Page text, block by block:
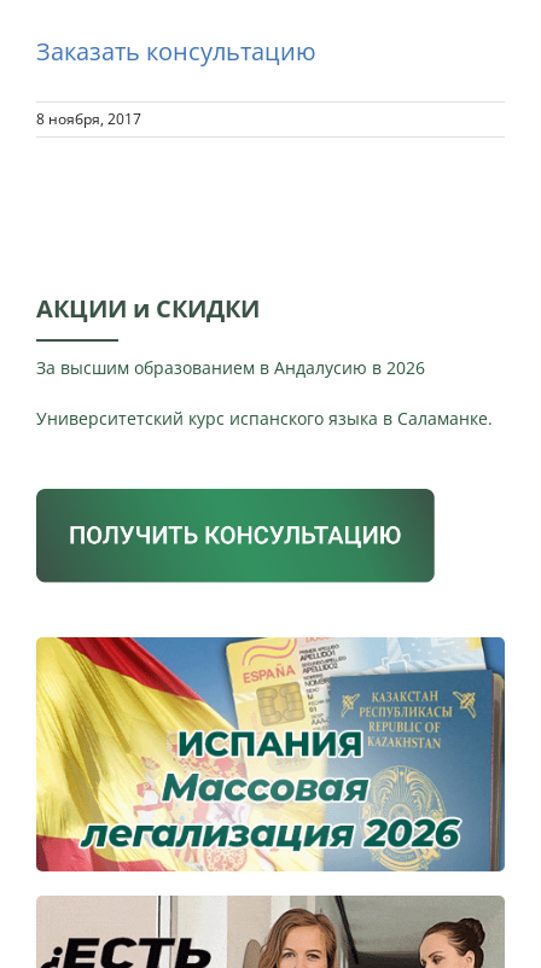
Заказать консультацию
8 ноября, 2017
АКЦИИ и СКИДКИ
За высшим образованием в Андалусию в 2026
Университетский курс испанского языка в Саламанке.